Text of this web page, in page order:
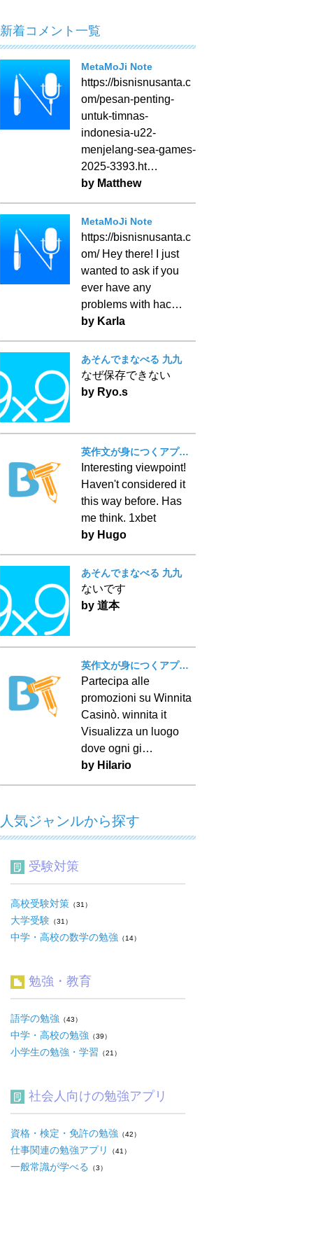
新着コメント一覧
MetaMoJi Note
https://bisnisnusanta.c
om/pesan-penting-
untuk-timnas-
indonesia-u22-
menjelang-sea-games-
2025-3393.ht…
by Matthew
MetaMoJi Note
https://bisnisnusanta.c
om/ Hey there! I just
wanted to ask if you
ever have any
problems with hac…
by Karla
あそんでまなべる 九九
なぜ保存できない
by Ryo.s
英作文が身につくアプリ！ BT Writing
Interesting viewpoint!
Haven't considered it
this way before. Has
me think. 1xbet
by Hugo
あそんでまなべる 九九
ないです
by 道本
英作文が身につくアプリ！ BT Writing
Partecipa alle
promozioni su Winnita
Casinò. winnita it
Visualizza un luogo
dove ogni gi…
by Hilario
人気ジャンルから探す
受験対策
高校受験対策 （31）
大学受験 （31）
中学・高校の数学の勉強 （14）
勉強・教育
語学の勉強 （43）
中学・高校の勉強 （39）
小学生の勉強・学習 （21）
社会人向けの勉強アプリ
資格・検定・免許の勉強 （42）
仕事関連の勉強アプリ （41）
一般常識が学べる （3）